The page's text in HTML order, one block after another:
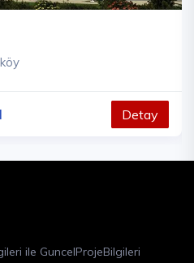
Detay
ile GuncelProjeBilgileri